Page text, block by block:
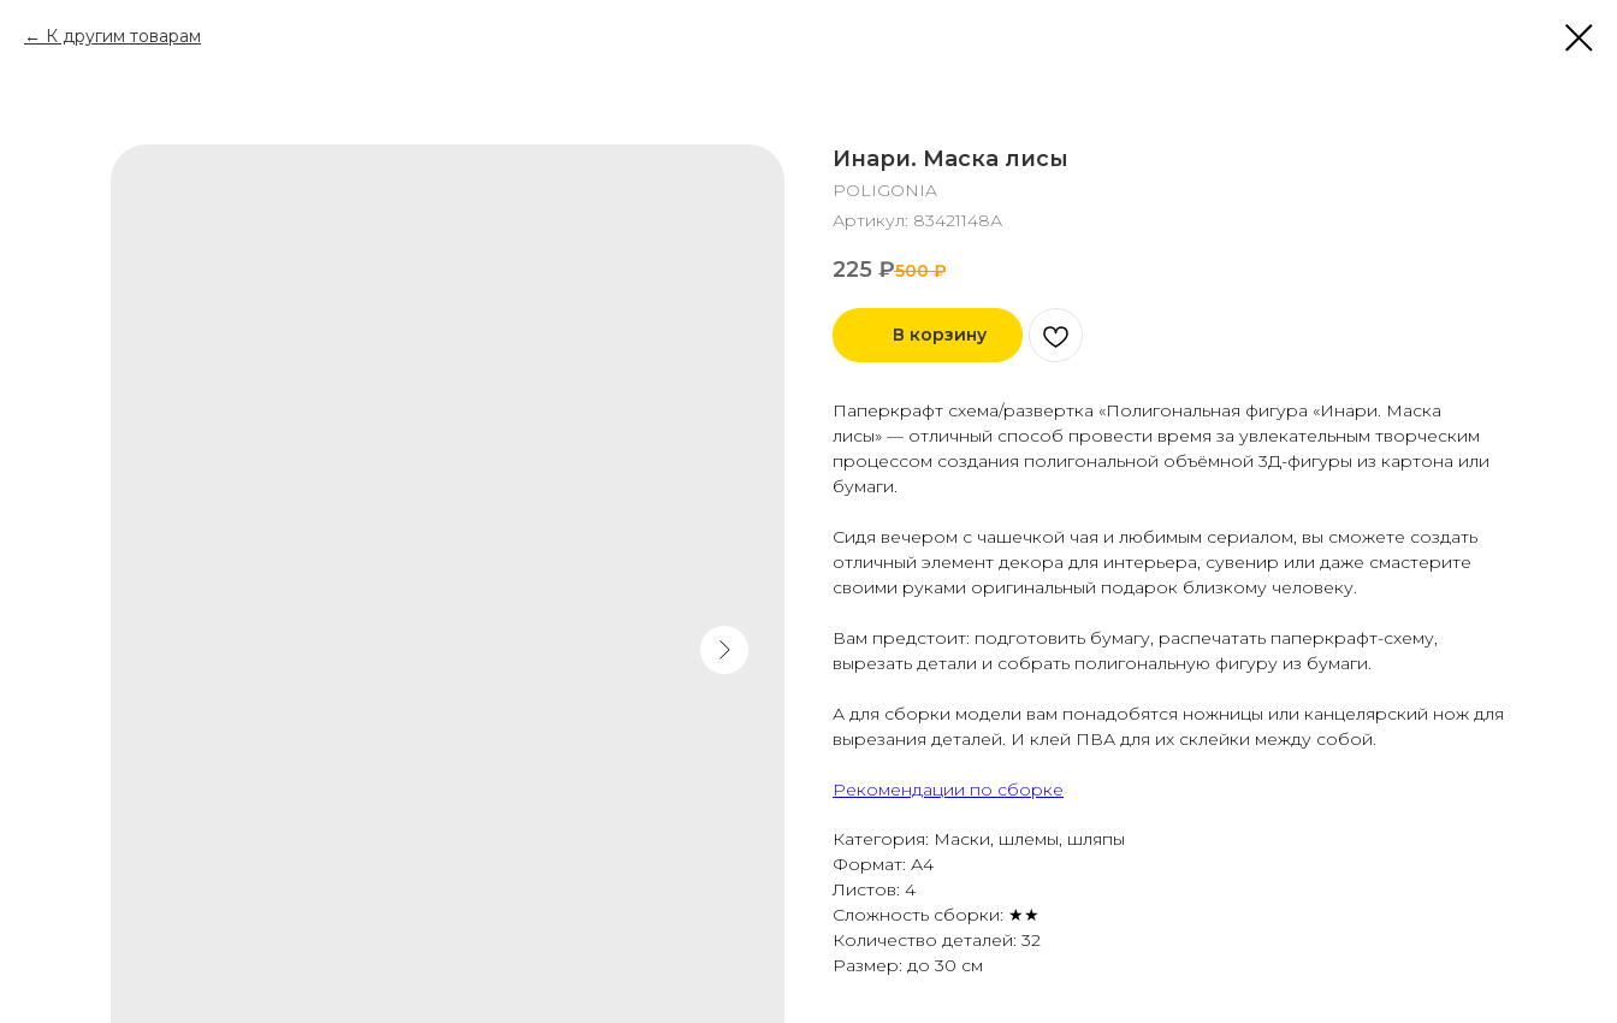
К другим товарам
Инари. Маска лисы
POLIGONIA
Артикул: 83421148А
225 ₽500 ₽
В корзину
Паперкрафт схема/развертка «Полигональная фигура «Инари. Маска
лисы» — отличный способ провести время за увлекательным творческим
процессом создания полигональной объёмной 3Д-фигуры из картона или
бумаги.
Сидя вечером с чашечкой чая и любимым сериалом, вы сможете создать
отличный элемент декора для интерьера, сувенир или даже смастерите
своими руками оригинальный подарок близкому человеку.
Вам предстоит: подготовить бумагу, распечатать паперкрафт-схему,
вырезать детали и собрать полигональную фигуру из бумаги.
А для сборки модели вам понадобятся ножницы или канцелярский нож для
вырезания деталей. И клей ПВА для их склейки между собой.
Рекомендации по сборке
Категория: Маски, шлемы, шляпы
Формат: А4
Листов: 4
Сложность сборки: ★★
Количество деталей: 32
Размер: до 30 см